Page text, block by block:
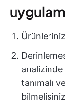
tanımalı
bilmelisiniz